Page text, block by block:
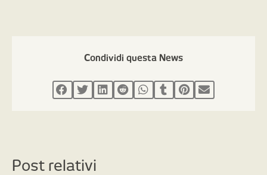
Condividi questa News
Post relativi